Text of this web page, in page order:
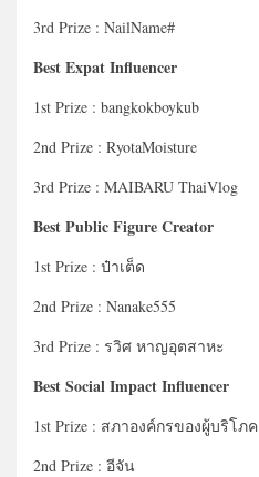
3rd Prize : NailName#
Best Expat Influencer
1st Prize : bangkokboykub
2nd Prize : RyotaMoisture
3rd Prize : MAIBARU ThaiVlog
Best Public Figure Creator
1st Prize : ป๋าเต็ด
2nd Prize : Nanake555
3rd Prize : รวิศ หาญอุตสาหะ
Best Social Impact Influencer
1st Prize : สภาองค์กรของผู้บริโภค
2nd Prize : อีจัน